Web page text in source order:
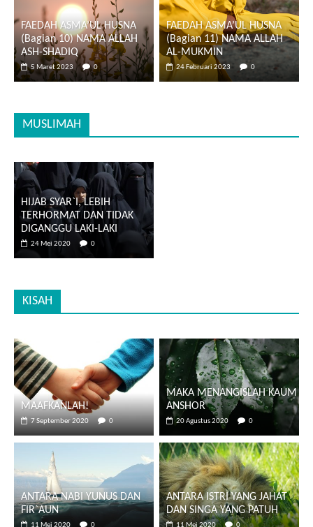
FAEDAH ASMA’UL HUSNA
(Bagian 10) NAMA ALLAH
ASH-SHADIQ
5 Maret 2023 0
FAEDAH ASMA’UL HUSNA
(Bagian 11) NAMA ALLAH
AL-MUKMIN
24 Februari 2023 0
MUSLIMAH
HIJAB SYAR`I, LEBIH
TERHORMAT DAN TIDAK
DIGANGGU LAKI-LAKI
24 Mei 2020 0
KISAH
MAAFKANLAH!
7 September 2020 0
MAKA MENANGISLAH KAUM
ANSHOR
20 Agustus 2020 0
ANTARA NABI YUNUS DAN
FIR`AUN
11 Mei 2020 0
ANTARA ISTRI YANG JAHAT
DAN SINGA YANG PATUH
11 Mei 2020 0